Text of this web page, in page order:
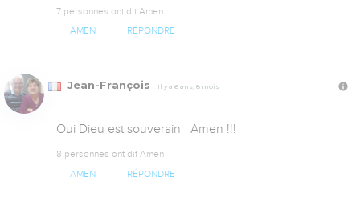
7 personnes ont dit Amen
AMEN RÉPONDRE
Jean-François Il y a 6 ans, 8 mois
Oui Dieu est souverain   Amen !!!
8 personnes ont dit Amen
AMEN RÉPONDRE